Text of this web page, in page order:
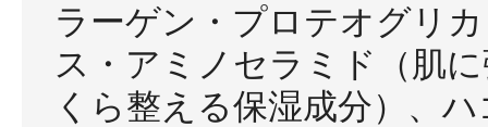
ラーゲン・プロテオグリ
ス・アミノセラミド（肌
くら整える保湿成分）、